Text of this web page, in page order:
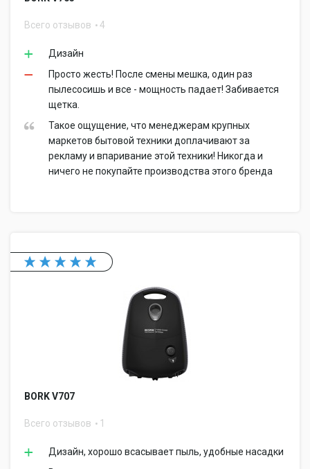
Всего отзывов 4
Дизайн
Просто жесть! После смены мешка, один раз
пылесосишь и все - мощность падает! Забивается
щетка.
Такое ощущение, что менеджерам крупных
маркетов бытовой техники доплачивают за
рекламу и впаривание этой техники! Никогда и
ничего не покупайте производства этого бренда
BORK V707
Всего отзывов 1
Дизайн, хорошо всасывает пыль, удобные насадки